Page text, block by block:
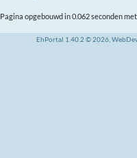
Pagina opgebouwd in 0.062 seconden
EhPortal 1.40.2 © 2026,